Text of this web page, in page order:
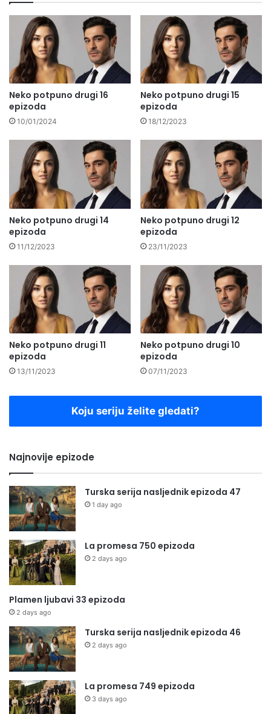
Neko potpuno drugi 16
epizoda
10/01/2024
Neko potpuno drugi 15
epizoda
18/12/2023
Neko potpuno drugi 14
epizoda
11/12/2023
Neko potpuno drugi 12
epizoda
23/11/2023
Neko potpuno drugi 11
epizoda
13/11/2023
Neko potpuno drugi 10
epizoda
07/11/2023
Koju seriju želite gledati?
Najnovije epizode
Turska serija nasljednik epizoda 47
1 day ago
La promesa 750 epizoda
2 days ago
Plamen ljubavi 33 epizoda
2 days ago
Turska serija nasljednik epizoda 46
2 days ago
La promesa 749 epizoda
3 days ago